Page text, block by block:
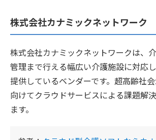
株式会社カナミックネットワーク
株式会社カナミックネットワークは、
管理まで行える幅広い介護施設に対応
提供しているベンダーです。超高齢社
向けてクラウドサービスによる課題解
ます。